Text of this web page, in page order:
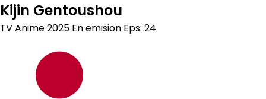
Kijin Gentoushou
TV Anime2025 En emision Eps: 24